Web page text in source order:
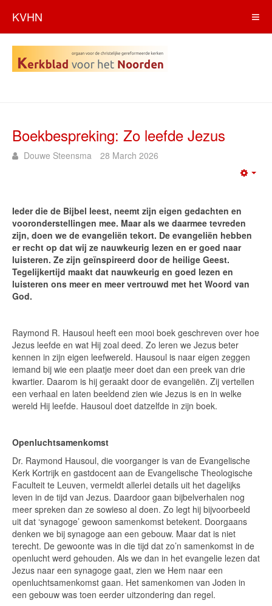
KVHN
Boekbespreking: Zo leefde Jezus
Douwe Steensma 28 March 2026
Ieder die de Bijbel leest, neemt zijn eigen gedachten en
vooronderstellingen mee. Maar als we daarmee tevreden
zijn, doen we de evangeliën tekort. De evangeliën hebben
er recht op dat wij ze nauwkeurig lezen en er goed naar
luisteren. Ze zijn geïnspireerd door de heilige Geest.
Tegelijkertijd maakt dat nauwkeurig en goed lezen en
luisteren ons meer en meer vertrouwd met het Woord van
God.
Raymond R. Hausoul heeft een mooi boek geschreven over hoe
Jezus leefde en wat Hij zoal deed. Zo leren we Jezus beter
kennen in zijn eigen leefwereld. Hausoul is naar eigen zeggen
iemand bij wie een plaatje meer doet dan een preek van drie
kwartier. Daarom is hij geraakt door de evangeliën. Zij vertellen
een verhaal en laten beeldend zien wie Jezus is en in welke
wereld Hij leefde. Hausoul doet datzelfde in zijn boek.
Openluchtsamenkomst
Dr. Raymond Hausoul, die voorganger is van de Evangelische
Kerk Kortrijk en gastdocent aan de Evangelische Theologische
Faculteit te Leuven, vermeldt allerlei details uit het dagelijks
leven in de tijd van Jezus. Daardoor gaan bijbelverhalen nog
meer spreken dan ze sowieso al doen. Zo legt hij bijvoorbeeld
uit dat ‘synagoge’ gewoon samenkomst betekent. Doorgaans
denken we bij synagoge aan een gebouw. Maar dat is niet
terecht. De gewoonte was in die tijd dat zo’n samenkomst in de
openlucht werd gehouden. Als we dan in het evangelie lezen dat
Jezus naar een synagoge gaat, zien we Hem naar een
openluchtsamenkomst gaan. Het samenkomen van Joden in
een gebouw was toen eerder uitzondering dan regel.